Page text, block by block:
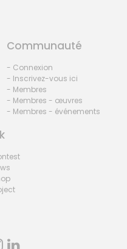
Communauté
- Connexion
- Inscrivez-vous ici
- Membres
- Membres - œuvres
- Membres - événements